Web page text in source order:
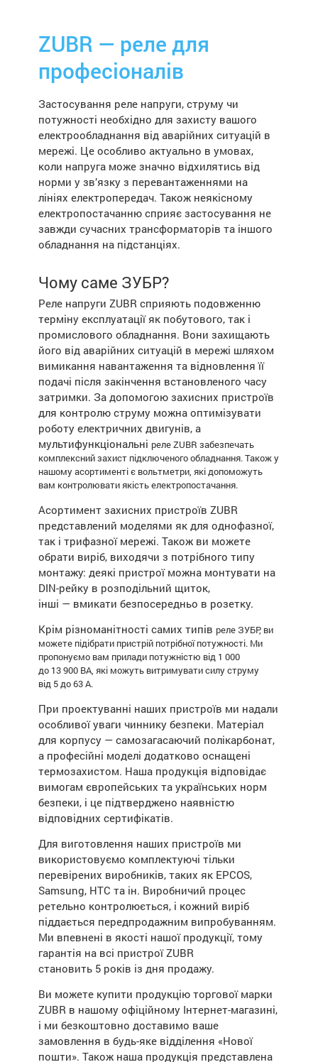
ZUBR — реле для
професіоналів
Застосування реле напруги, струму чи
потужності необхідно для захисту вашого
електрообладнання від аварійних ситуацій в
мережі. Це особливо актуально в умовах,
коли напруга може значно відхилятись від
норми у зв’язку з перевантаженнями на
лініях електропередач. Також неякісному
електропостачанню сприяє застосування не
завжди сучасних трансформаторів та іншого
обладнання на підстанціях.
Чому саме ЗУБР?
Реле напруги ZUBR сприяють подовженню
терміну експлуатації як побутового, так і
промислового обладнання. Вони захищають
його від аварійних ситуацій в мережі шляхом
вимикання навантаження та відновлення її
подачі після закінчення встановленого часу
затримки. За допомогою захисних пристроїв
для контролю струму можна оптимізувати
роботу електричних двигунів, а
мультифункціональні реле ZUBR забезпечать
комплексний захист підключеного обладнання. Також у
нашому асортименті є вольтметри, які допоможуть
вам контролювати якість електропостачання.
Асортимент захисних пристроїв ZUBR
представлений моделями як для однофазної,
так і трифазної мережі. Також ви можете
обрати виріб, виходячи з потрібного типу
монтажу: деякі пристрої можна монтувати на
DIN-рейку в розподільний щиток,
інші — вмикати безпосередньо в розетку.
Крім різноманітності самих типів реле ЗУБР, ви
можете підібрати пристрій потрібної потужності. Ми
пропонуємо вам прилади потужністю від 1 000
до 13 900 ВА, які можуть витримувати силу струму
від 5 до 63 А.
При проектуванні наших пристроїв ми надали
особливої уваги чиннику безпеки. Матеріал
для корпусу — самозагасаючий полікарбонат,
а професійні моделі додатково оснащені
термозахистом. Наша продукція відповідає
вимогам європейських та українських норм
безпеки, і це підтверджено наявністю
відповідних сертифікатів.
Для виготовлення наших пристроїв ми
використовуємо комплектуючі тільки
перевірених виробників, таких як EPCOS,
Samsung, HTC та ін. Виробничий процес
ретельно контролюється, і кожний виріб
піддається передпродажним випробуванням.
Ми впевнені в якості нашої продукції, тому
гарантія на всі пристрої ZUBR
становить 5 років із дня продажу.
Ви можете купити продукцію торгової марки
ZUBR в нашому офіційному Інтернет-магазині,
і ми безкоштовно доставимо ваше
замовлення в будь-яке відділення «Нової
пошти». Також наша продукція представлена